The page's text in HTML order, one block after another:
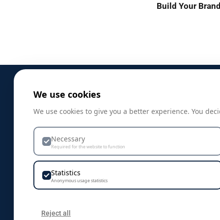
Build Your Brand
Profilklær
Profilprodukter
Nyheter
Mat og drikkeprodukter
Caps, luer & hodeplagg
We use cookies
We use cookies to give you a better experience. You
Necessary
Required for the website to function
Statistics
Anonymous usage statistics
Reject all